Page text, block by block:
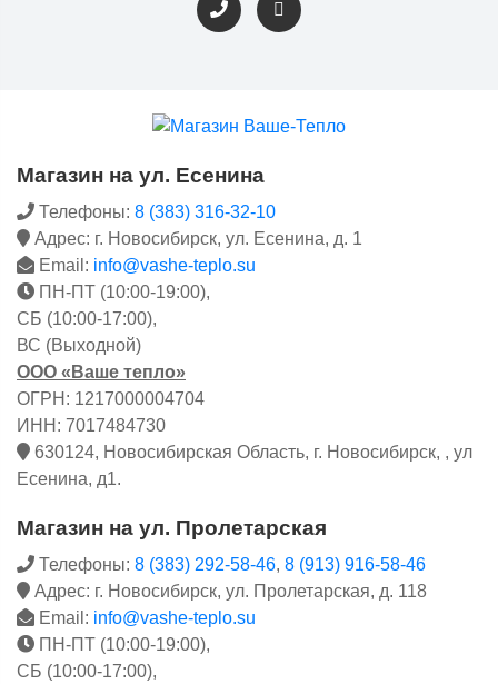
Магазин на ул. Есенина
Телефоны: 8 (383) 316-32-10
Адрес: г. Новосибирск, ул. Есенина, д. 1
Email: info@vashe-teplo.su
ПН-ПТ (10:00-19:00),
СБ (10:00-17:00),
ВС (Выходной)
ООО «Ваше тепло»
ОГРН: 1217000004704
ИНН: 7017484730
630124, Новосибирская Область, г. Новосибирск, , ул
Есенина, д1.
Магазин на ул. Пролетарская
Телефоны: 8 (383) 292-58-46, 8 (913) 916-58-46
Адрес: г. Новосибирск, ул. Пролетарская, д. 118
Email: info@vashe-teplo.su
ПН-ПТ (10:00-19:00),
СБ (10:00-17:00),